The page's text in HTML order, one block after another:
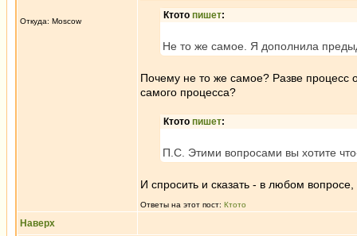
Откуда: Moscow
Ктото пишет:
Не то же самое. Я дополнила
Почему не то же самое? Разве процесс
самого процесса?
Ктото пишет:
П.С. Этими вопросами вы хотите
И спросить и сказать - в любом вопросе,
Ответы на этот пост: Ктото
Наверх